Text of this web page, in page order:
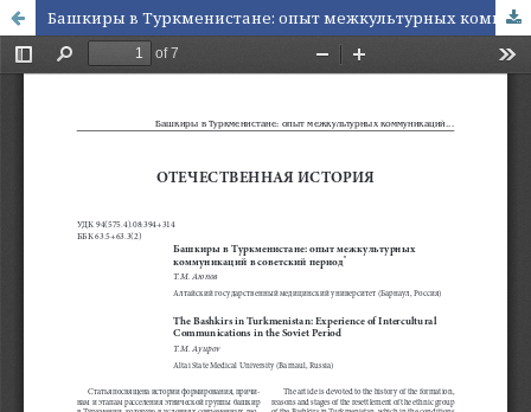
Башкиры в Туркменистане: опыт межкультурных коммуникаций в советский период